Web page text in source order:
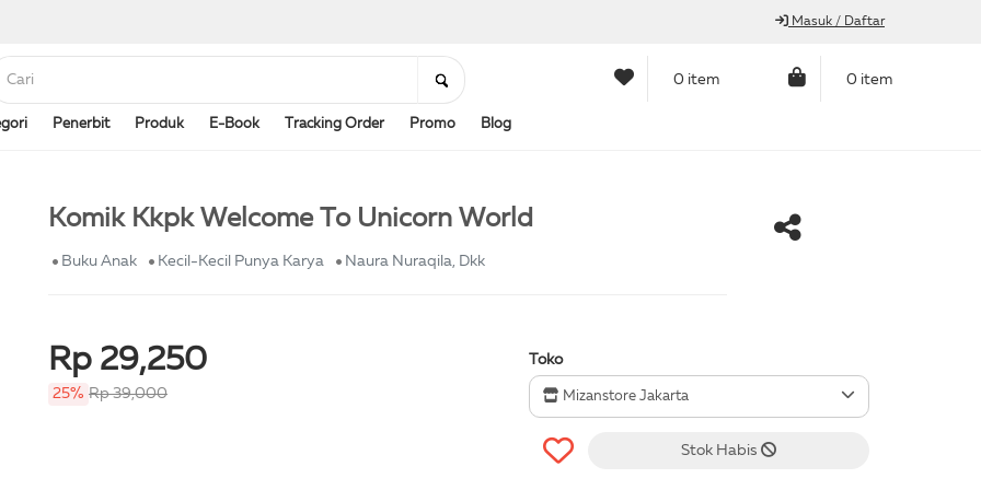
Masuk / Daftar
0 item 0 item
Penerbit Produk E-Book Tracking Order Promo Blog
Komik Kkpk Welcome To Unicorn World
Buku Anak Kecil-Kecil Punya Karya Naura Nuraqila, Dkk
Rp 29,250
25% Rp 39,000
Toko
Mizanstore Jakarta
Stok Habis